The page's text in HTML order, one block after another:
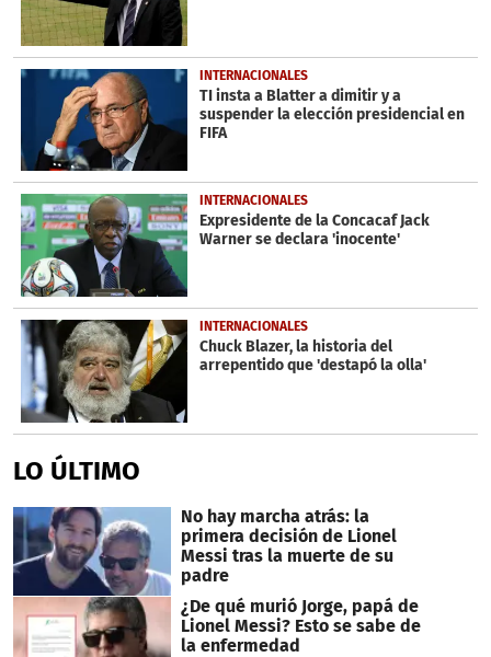
INTERNACIONALES
TI insta a Blatter a dimitir y a
suspender la elección presidencial en
FIFA
INTERNACIONALES
Expresidente de la Concacaf Jack
Warner se declara 'inocente'
INTERNACIONALES
Chuck Blazer, la historia del
arrepentido que 'destapó la olla'
LO ÚLTIMO
No hay marcha atrás: la
primera decisión de Lionel
Messi tras la muerte de su
padre
¿De qué murió Jorge, papá de
Lionel Messi? Esto se sabe de
la enfermedad